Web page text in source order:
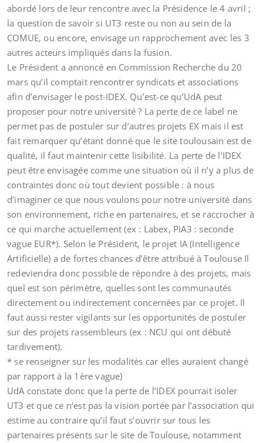
abordé lors de leur rencontre avec la Présidence le 4 avril ;
la question de savoir si UT3 reste ou non au sein de la
COMUE, ou encore, envisage un rapprochement avec les 3
autres acteurs impliqués dans la fusion.
Le Président a annoncé en Commission Recherche du 20
mars qu’il comptait rencontrer syndicats et associations
afin d’envisager le post-IDEX. Qu’est-ce qu’UdA peut
proposer pour notre université ? La perte de ce label ne
permet pas de postuler sur d’autres projets EX mais il est
fait remarquer qu’étant donné que le site toulousain est de
qualité, il faut maintenir cette lisibilité. La perte de l’IDEX
peut être envisagée comme une situation où il n’y a plus de
contraintes donc où tout devient possible : à nous
d’imaginer ce que nous voulons pour notre université dans
son environnement, riche en partenaires, et se raccrocher à
ce qui marche actuellement (ex : Labex, PIA3 : seconde
vague EUR*). Selon le Président, le projet IA (Intelligence
Artificielle) a de fortes chances d’être attribué à Toulouse Il
redeviendra donc possible de répondre à des projets, mais
quel est son périmètre, quelles sont les communautés
directement ou indirectement concernées par ce projet. Il
faut aussi rester vigilants sur les opportunités de postuler
sur des projets rassembleurs (ex : NCU qui ont débuté
tardivement).
* se renseigner sur les modalités car elles auraient changé
par rapport à la 1ère vague)
UdA constate donc que la perte de l’IDEX pourrait isoler
UT3 et que ce n’est pas la vision portée par l’association qui
estime au contraire qu’il faut s’ouvrir sur tous les
partenaires présents sur le site de Toulouse, notamment